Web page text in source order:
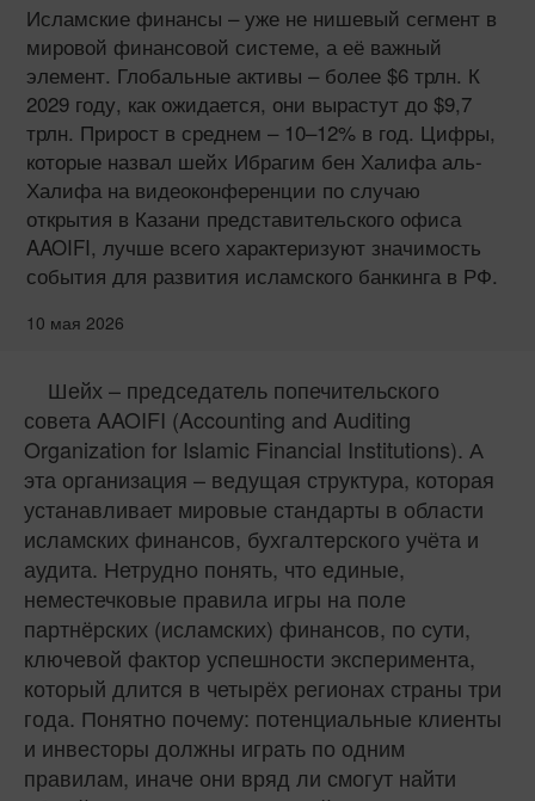
Исламские финансы – уже не нишевый сегмент в
мировой финансовой системе, а её важный
элемент. Глобальные активы – более $6 трлн. К
2029 году, как ожидается, они вырастут до $9,7
трлн. Прирост в среднем – 10–12% в год. Цифры,
которые назвал шейх Ибрагим бен Халифа аль-
Халифа на видеоконференции по случаю
открытия в Казани представительского офиса
AAOIFI, лучше всего характеризуют значимость
события для развития исламского банкинга в РФ.
10 мая 2026
Шейх – председатель попечительского
совета AAOIFI (Accounting and Auditing
Organization for Islamic Financial Institutions). А
эта организация – ведущая структура, которая
устанавливает мировые стандарты в области
исламских финансов, бухгалтерского учёта и
аудита. Нетрудно понять, что единые,
неместечковые правила игры на поле
партнёрских (исламских) финансов, по сути,
ключевой фактор успешности эксперимента,
который длится в четырёх регионах страны три
года. Понятно почему: потенциальные клиенты
и инвесторы должны играть по одним
правилам, иначе они вряд ли смогут найти